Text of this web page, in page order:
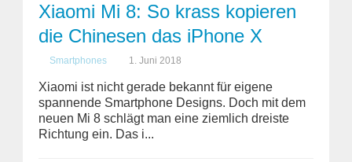
Xiaomi Mi 8: So krass kopieren
die Chinesen das iPhone X
Smartphones 1. Juni 2018
Xiaomi ist nicht gerade bekannt für eigene
spannende Smartphone Designs. Doch mit dem
neuen Mi 8 schlägt man eine ziemlich dreiste
Richtung ein. Das i...